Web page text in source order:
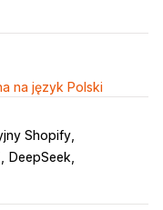
na język Polski
Shopify
DeepSeek